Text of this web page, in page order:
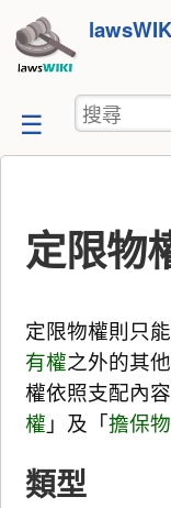
跳
至
容
搜
尋
定限物
定限物權則只
有權之外的其他
權依照支配內
權 」及「擔保
類型